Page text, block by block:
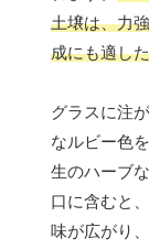
土壌は、力
成にも適し
グラスに注
なルビー色
生のハーブ
口に含むと
味が広がり